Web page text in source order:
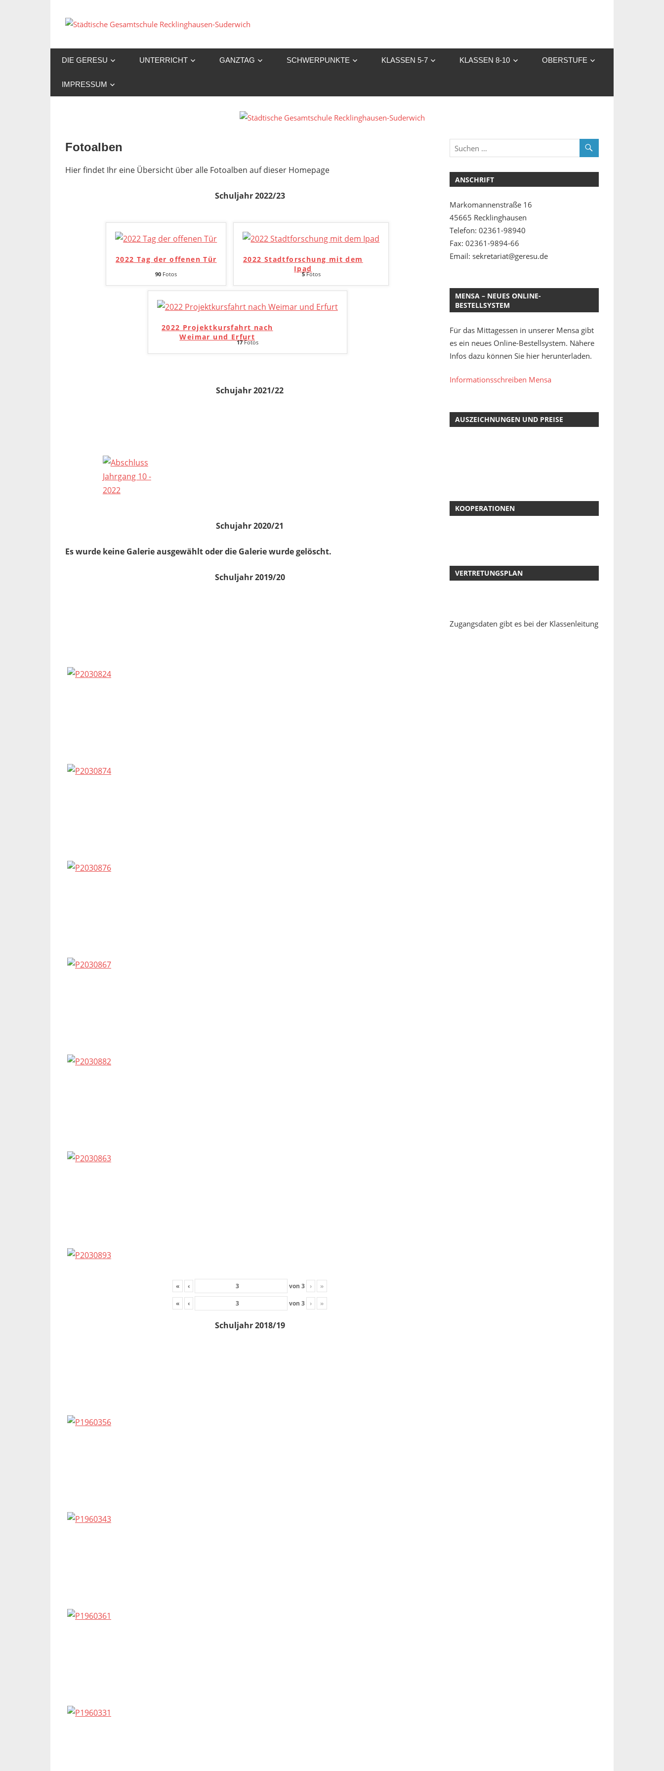
Inhalt
Gesamtschule
Suderwich
DIE GERESU UNTERRICHT GANZTAG SCHWERPUNKTE KLASSEN 5-7 KLASSEN 8-10 OBERSTUFE
IMPRESSUM
Fotoalben
Hier findet Ihr eine Übersicht über alle Fotoalben auf dieser Homepage
Schuljahr 2022/23
2022 Tag der offenen Tür
90 Fotos
2022 Stadtforschung mit dem
Ipad
5Fotos
2022 Projektkursfahrt nach
Weimar und Erfurt
17Fotos
Schujahr 2021/22
Schujahr 2020/21
Es wurde keine Galerie ausgewählt oder die Galerie wurde gelöscht.
Schuljahr 2019/20
« ‹ von3 › »
« ‹ von3 › »
Schuljahr 2018/19
ANSCHRIFT
Markomannenstraße 16
45665 Recklinghausen
Telefon: 02361-98940
Fax: 02361-9894-66
Email: sekretariat@geresu.de
MENSA – NEUES ONLINE-
BESTELLSYSTEM
Für das Mittagessen in unserer Mensa gibt
es ein neues Online-Bestellsystem. Nähere
Infos dazu können Sie hier herunterladen.
Informationsschreiben Mensa
AUSZEICHNUNGEN UND PREISE
KOOPERATIONEN
VERTRETUNGSPLAN
Zugangsdaten gibt es bei der Klassenleitung